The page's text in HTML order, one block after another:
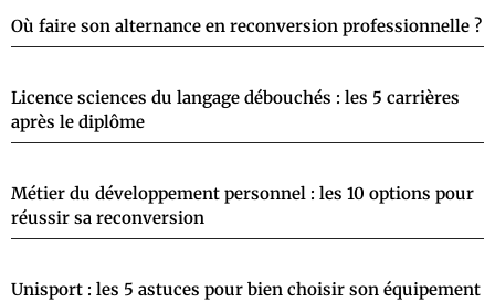
Où faire son alternance en reconversion professionnelle ?
Licence sciences du langage débouchés : les 5 carrières
après le diplôme
Métier du développement personnel : les 10 options pour
réussir sa reconversion
Unisport : les 5 astuces pour bien choisir son équipement